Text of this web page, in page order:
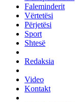
Faleminderit
Vërtetësi
Përjetësi
Sport
Shtesë
Redaksia
Video
Kontakt